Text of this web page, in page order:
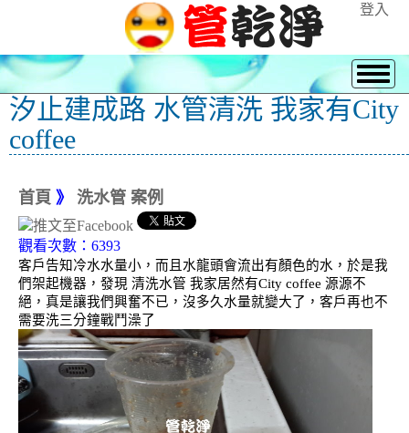
登入
汐止建成路 水管清洗 我家有City
coffee
首頁 》 洗水管 案例
觀看次數：6393
客戶告知冷水水量小，而且水龍頭會流出有顏色的水，於是我
們架起機器，發現 清洗水管 我家居然有City coffee 源源不
絕，真是讓我們興奮不已，沒多久水量就變大了，客戶再也不
需要洗三分鐘戰鬥澡了